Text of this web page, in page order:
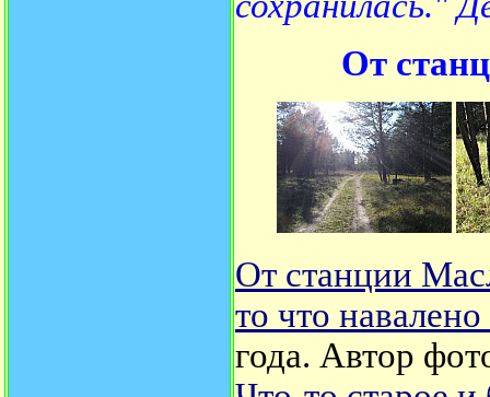
От
От станции
то что
года. Автор